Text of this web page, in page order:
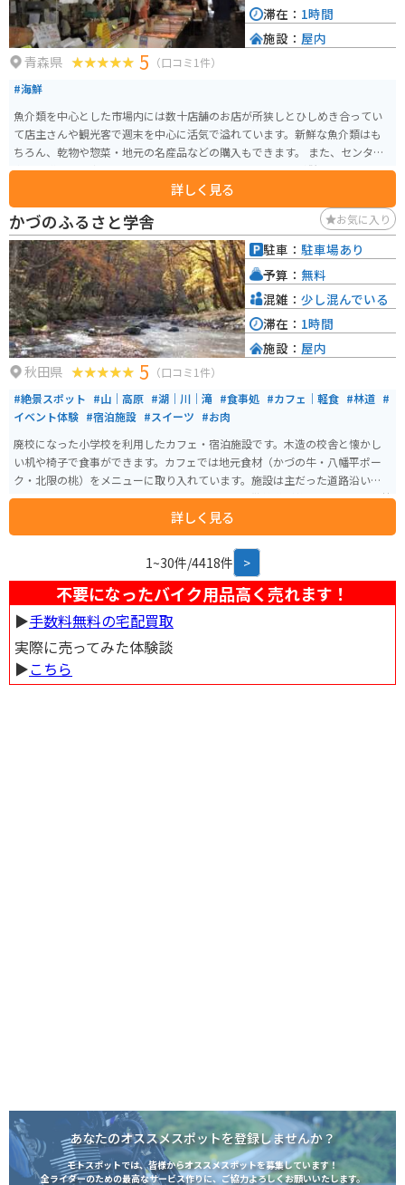
青森県 5 （口コミ1件）
#海鮮
魚介類を中心とした市場内には数十店舗のお店が所狭しとひしめき合ってい
て店主さんや観光客で週末を中心に活気で溢れています。新鮮な魚介類はも
ちろん、乾物や惣菜・地元の名産品などの購入もできます。 また、センター
内には購入した商品をその場で食せるイートインスペースが併設されてお
り、用意して頂いた丼ご飯の上に海鮮を乗せて食べる通称「元祖のっけ丼」
の市場でもあります。幾つかの店舗さんでは味噌汁なども販売しております
ので、まさに自分で具材を選んでオリジナル海鮮定食を堪能できます。青森
駅から徒歩5分ですのでアクセスも良好です。
詳しく見る
滞在： 1時間
施設： 屋内
かづのふるさと学舎 お気に入り
秋田県 5 （口コミ1件）
#絶景スポット #山｜高原 #湖｜川｜滝 #食事処 #カフェ｜軽食 #林道 #
イベント体験 #宿泊施設 #スイーツ #お肉
廃校になった小学校を利用したカフェ・宿泊施設です。木造の校舎と懐かし
い机や椅子で食事ができます。カフェでは地元食材（かづの牛・八幡平ポー
ク・北限の桃）をメニューに取り入れています。施設は主だった道路沿いに
あり、アクセスしやすいです。施設のすぐ外から散策道が整備されていて、林
と滝を楽しめます。観光名所の奥入瀬渓流と近いエリアにあります。
詳しく見る
駐車： 駐車場あり
予算： 無料
混雑： 少し混んでいる
滞在： 1時間
施設： 屋内
1~30件/4418件 >
不要になったバイク用品高く売れます！
▶︎手数料無料の宅配買取
実際に売ってみた体験談
▶︎こちら
あなたのオススメスポットを登録しませんか？
モトスポットでは、皆様からオススメスポットを募集しています！
全ライダーのための最高なサービス作りに、ご協力よろしくお願いいたします。